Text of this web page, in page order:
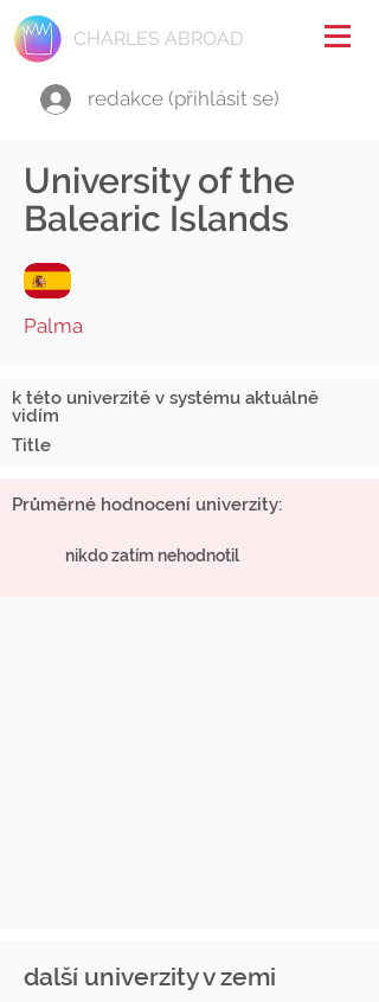
CHARLES ABROAD
redakce (přihlásit se)
University of the
Balearic Islands
Palma
k této univerzitě v systému aktuálně
vidím
Title
Průměrné hodnocení univerzity:
nikdo zatím nehodnotil
další univerzity v zemi